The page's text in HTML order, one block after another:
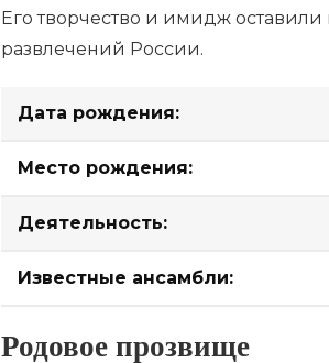
Его творчество и имидж
развлечений России.
Дата рождения:
Место рождения:
Деятельность:
Известные ансамбли:
Родовое прозвище